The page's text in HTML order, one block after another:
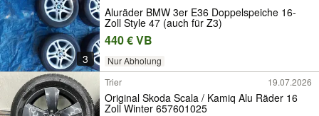
3
Aluräder BMW 3er E36 Doppelspeiche 16-
Zoll Style 47 (auch für Z3)
440 € VB
Nur Abholung
Trier 19.07.2026
Original Skoda Scala / Kamiq Alu Räder 16
Zoll Winter 657601025